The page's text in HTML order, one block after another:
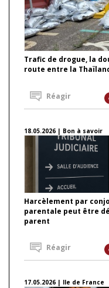
Trafic de drogue, la
route entre la
Réagir
18.05.2026 | Bon à savoir
Harcèlement par
parentale peut être
parent
Réagir
17.05.2026 | Ile de France